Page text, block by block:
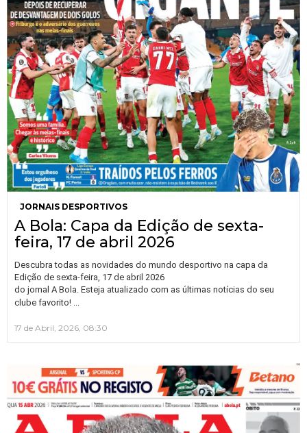
JORNAIS DESPORTIVOS
A Bola: Capa da Edição de sexta-
feira, 17 de abril 2026
Descubra todas as novidades do mundo desportivo na capa da
Edição de sexta-feira, 17 de abril 2026
do jornal A Bola. Esteja atualizado com as últimas notícias do seu
clube favorito!
17 de Abril, 2026, 08:30